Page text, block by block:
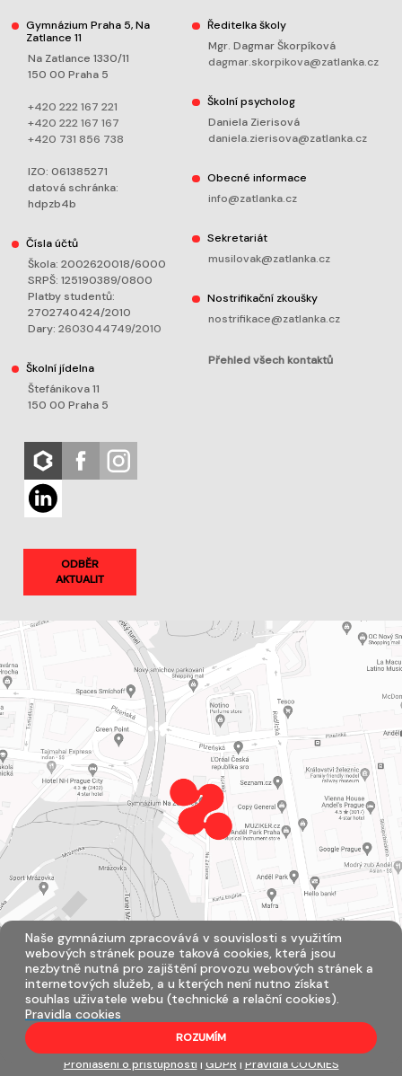
Gymnázium Praha 5, Na
Zatlance 11
Na Zatlance 1330/11
150 00 Praha 5
+420 222 167 221
+420 222 167 167
+420 731 856 738
IZO: 061385271
datová schránka:
hdpzb4b
Čísla účtů
Škola: 2002620018/6000
SRPŠ: 125190389/0800
Platby studentů:
2702740424/2010
Dary: 2603044749/2010
Školní jídelna
Štefánikova 11
150 00 Praha 5
ODBĚR
AKTUALIT
Ředitelka školy
Mgr. Dagmar Škorpíková
dagmar.skorpikova@zatlanka.cz
Školní psycholog
Daniela Zierisová
daniela.zierisova@zatlanka.cz
Obecné informace
info@zatlanka.cz
Sekretariát
musilovak@zatlanka.cz
Nostrifikační zkoušky
nostrifikace@zatlanka.cz
Přehled všech kontaktů
Všechna práva vyhrazena. Copyright © 2026 | Přihlásit
Prohlášení o přístupnosti | GDPR | Pravidla COOKIES
Naše gymnázium zpracovává v souvislosti s využitím
webových stránek pouze taková cookies, která jsou
nezbytně nutná pro zajištění provozu webových stránek a
internetových služeb, a u kterých není nutno získat
souhlas uživatele webu (technické a relační cookies).
Pravidla cookies
ROZUMÍM